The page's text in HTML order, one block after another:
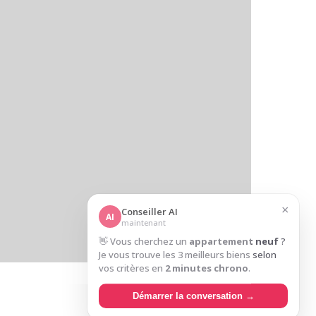
×
AI Conseiller AI
maintenant
👋 Vous cherchez un appartement neuf?
Je vous trouve les 3 meilleurs biens selon
vos critères en 2 minutes chrono.
Démarrer la conversation →